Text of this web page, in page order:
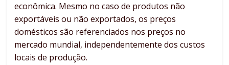
econômica. Mesmo no caso de produtos não
exportáveis ou não exportados, os preços
domésticos são referenciados nos preços no
mercado mundial, independentemente dos custos
locais de produção.